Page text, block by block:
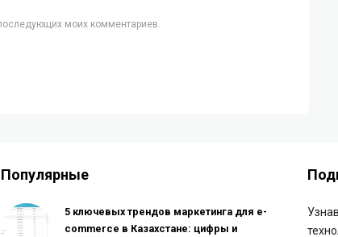
моих комментариев.
Популярные
5 ключевых трендов маркетинга для e-
commerce в Казахстане: цифры и